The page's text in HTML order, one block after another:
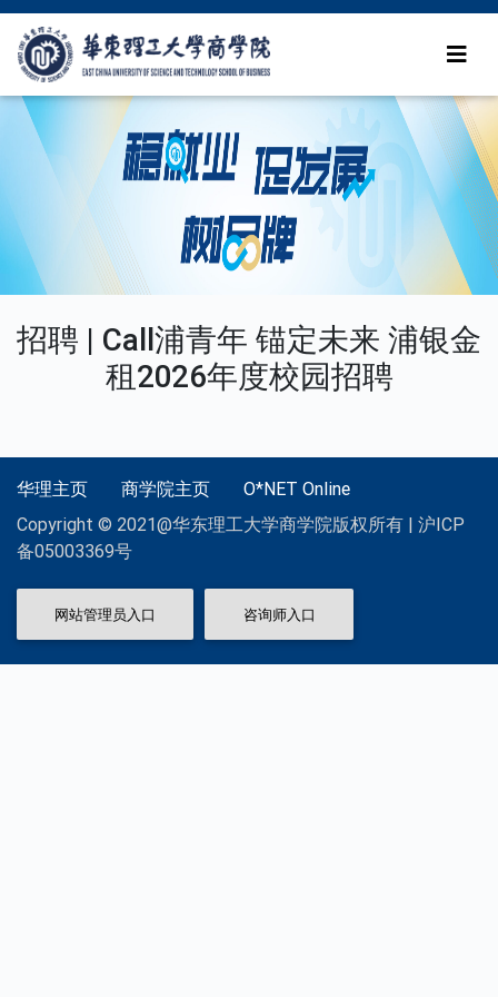
招聘 | Call浦青年 锚定未来 浦银金
租2026年度校园招聘
华理主页 商学院主页
O*NET Online
Copyright © 2021@华东理工大学商学院版权所有 | 沪ICP
备05003369号
网站管理员入口 咨询师入口